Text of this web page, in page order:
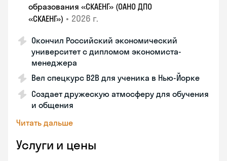
образования «СКАЕНГ» (ОАНО ДПО
«СКАЕНГ») • 2026 г.
Окончил Российский экономический
университет с дипломом экономиста-
менеджера
Вел спецкурс B2B для ученика в Нью-Йорке
Создает дружескую атмосферу для обучения
и общения
Читать дальше
Услуги и цены